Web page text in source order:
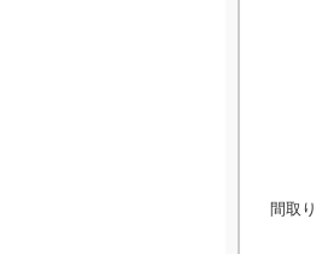
間取り